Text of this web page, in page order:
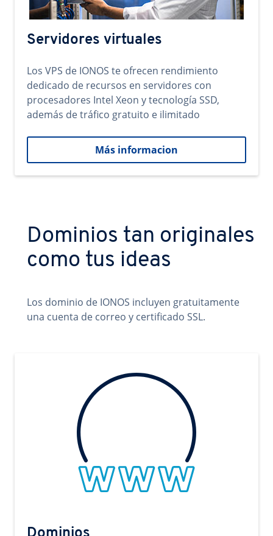
Servidores virtuales
Los VPS de IONOS te ofrecen rendimiento
dedicado de recursos en servidores con
procesadores Intel Xeon y tecnología SSD,
además de tráfico gratuito e ilimitado
Más informacion
Dominios tan originales
como tus ideas
Los dominio de IONOS incluyen gratuitamente
una cuenta de correo y certificado SSL.